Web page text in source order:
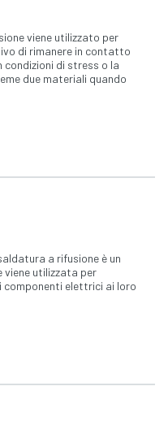
viene utilizzato per
di rimanere in contatto
condizioni di stress o la
due materiali quando
a rifusione è un
viene utilizzata per
componenti elettrici ai loro